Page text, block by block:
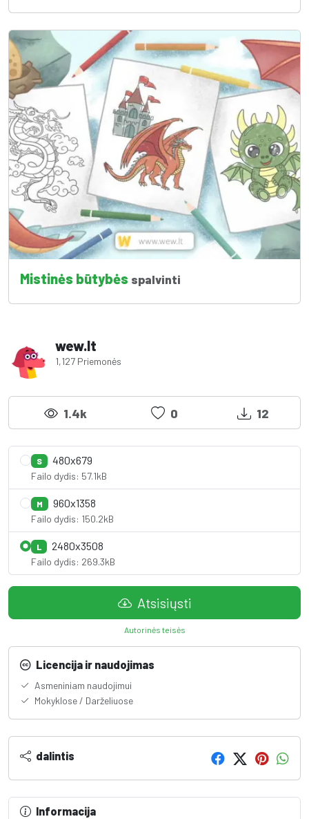
Mistinės būtybės spalvinti
wew.lt
1,127 Priemonės
1.4k 0 12
S 480x679
Failo dydis: 57.1kB
M 960x1358
Failo dydis: 150.2kB
L 2480x3508
Failo dydis: 269.3kB
Atsisiųsti
Autorinės teisės
Licencija ir naudojimas
Asmeniniam naudojimui
Mokyklose / Darželiuose
dalintis
Informacija